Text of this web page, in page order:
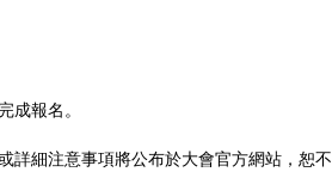
報名。
詳細注意事項將公布於大會官方網站，恕不